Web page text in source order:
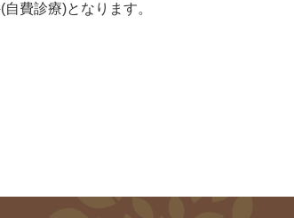
費診療)となります。